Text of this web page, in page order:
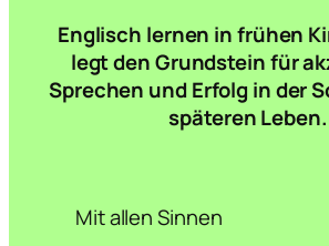
Englisch lernen in frühen
legt den Grundstein für
Sprechen und Erfolg in der
späteren Leben.
Mit allen Sinnen